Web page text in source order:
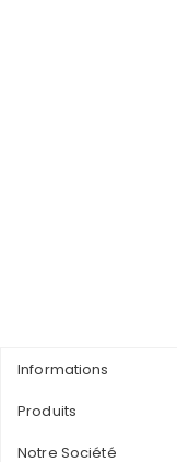
Informations
Produits
Notre Société